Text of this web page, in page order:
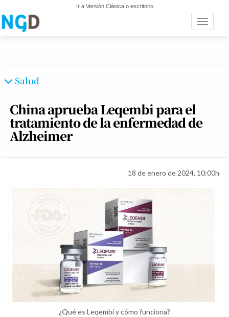
Ir a Versión Clásica o escritorio
Toggle
Salud
China aprueba Leqembi para el
tratamiento de la enfermedad de
Alzheimer
18 de enero de 2024, 10:00h
¿Qué es Leqembi y cómo funciona?